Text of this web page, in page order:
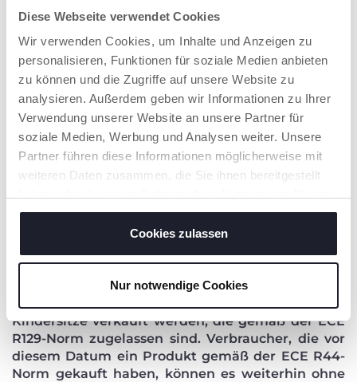
Diese Webseite verwendet Cookies
Wir verwenden Cookies, um Inhalte und Anzeigen zu
personalisieren, Funktionen für soziale Medien anbieten
zu können und die Zugriffe auf unsere Website zu
analysieren. Außerdem geben wir Informationen zu Ihrer
Verwendung unserer Website an unsere Partner für
soziale Medien, Werbung und Analysen weiter. Unsere
Partner führen diese Informationen möglicherweise mit
weiteren Daten zusammen, die Sie ihnen bereitgestellt
gesammelt haben.
Cookies zulassen
Nur notwendige Cookies
Kindersitze haben die Aufgabe, kleine Passagiere
auf den Sitzen zu sichern
, um das Risiko des
Herausschleuderns aus dem Fahrzeug zu
vermeiden und einen schweren Aufprall gegen die
Innenkomponenten des Fahrzeugs zu verhindern.
Der Kindersitz ist speziell dafür konzipiert, sich dem
Alter und den anatomischen Merkmalen des
Kindes anzupassen. Daher ist nicht nur die
Nutzung, sondern auch die Wahl des richtigen
Kindersitzes entscheidend, um diemaximale
KLASSIFIZIERUNG AUF BASIS DES
GEWICHTS: KINDERSITZE ZUGELASSEN
NACH ECE R44
Seit dem 1. September 2024 dürfen nur noch
Kindersitze verkauft werden, die gemäß der ECE
R129-Norm zugelassen sind. Verbraucher, die vor
diesem Datum ein Produkt gemäß der ECE R44-
Norm gekauft haben, können es weiterhin ohne